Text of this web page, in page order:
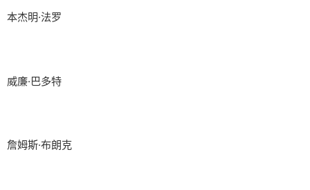
本杰明·法罗
威廉·巴多特
詹姆斯·布朗克